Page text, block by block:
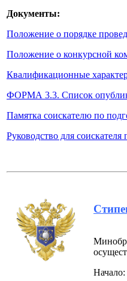
Документы:
Положение о порядке
Положение о конкурсной
Квалификационные
ФОРМА 3.3. Список
Памятка соискателю по
Руководство для